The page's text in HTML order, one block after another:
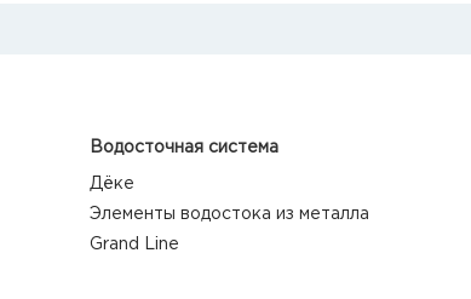
Водосточная система
Дёке
Элементы водостока из металла
Grand Line